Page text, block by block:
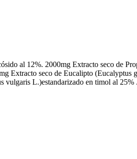
al 12%. 2000mg Extracto seco de
seco de Eucalipto (Eucalyptus
L.)estandarizado en timol al